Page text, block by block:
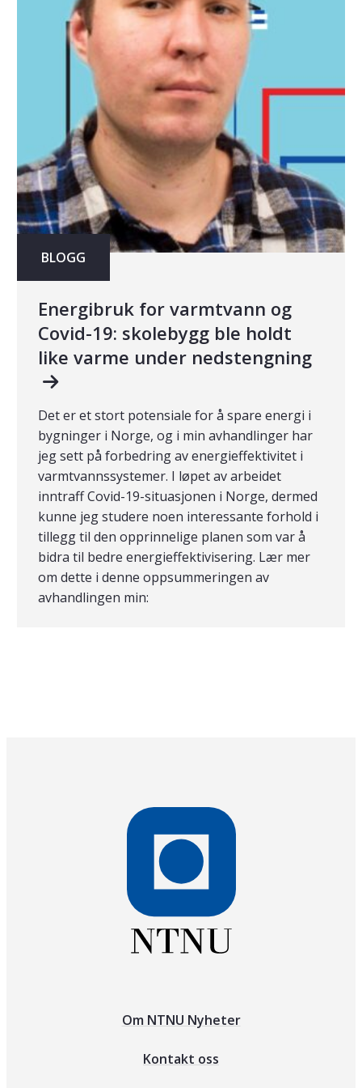
BLOGG
Energibruk for varmtvann og
Covid-19: skolebygg ble holdt
like varme under nedstengning
Det er et stort potensiale for å spare energi i
bygninger i Norge, og i min avhandlinger har
jeg sett på forbedring av energieffektivitet i
varmtvannssystemer. I løpet av arbeidet
inntraff Covid-19-situasjonen i Norge, dermed
kunne jeg studere noen interessante forhold i
tillegg til den opprinnelige planen som var å
bidra til bedre energieffektivisering. Lær mer
om dette i denne oppsummeringen av
avhandlingen min:
Om NTNU Nyheter
Kontakt oss